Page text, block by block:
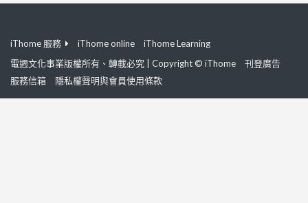
iThome 服務 iThome online
iThome Learning
電週文化事業版權所有、轉載必究 | Copyright © iThome
刊登廣告
服務信箱
隱私權聲明與會員使用條款